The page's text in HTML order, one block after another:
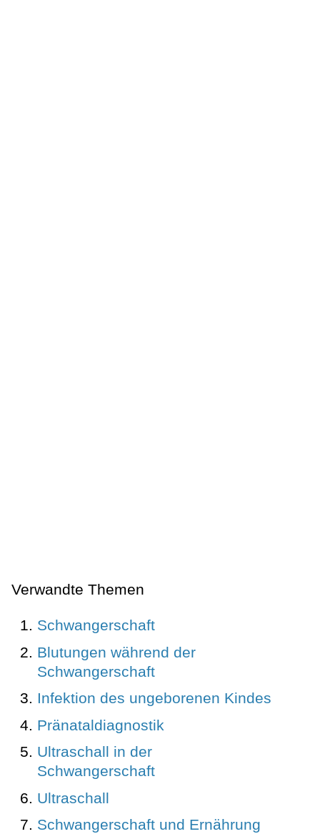
Verwandte Themen
Schwangerschaft
Blutungen während der
Schwangerschaft
Infektion des ungeborenen Kindes
Pränataldiagnostik
Ultraschall in der
Schwangerschaft
Ultraschall
Schwangerschaft und Ernährung